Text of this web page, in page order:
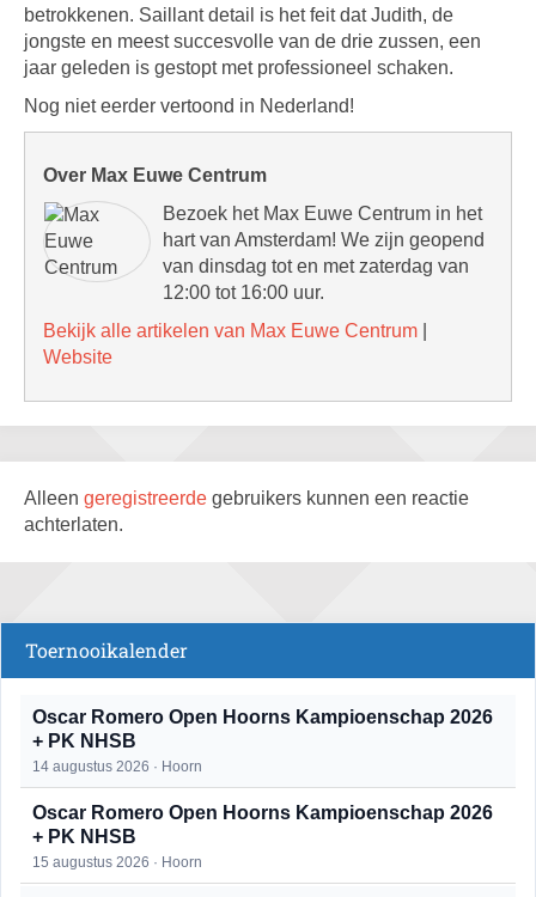
betrokkenen. Saillant detail is het feit dat Judith, de
jongste en meest succesvolle van de drie zussen, een
jaar geleden is gestopt met professioneel schaken.
Nog niet eerder vertoond in Nederland!
Over Max Euwe Centrum
Bezoek het Max Euwe Centrum in het
hart van Amsterdam! We zijn geopend
van dinsdag tot en met zaterdag van
12:00 tot 16:00 uur.
Bekijk alle artikelen van Max Euwe Centrum
Website
Alleen geregistreerde gebruikers kunnen een reactie
achterlaten.
Toernooikalender
Oscar Romero Open Hoorns Kampioenschap 2026
+ PK NHSB
14 augustus 2026 · Hoorn
Oscar Romero Open Hoorns Kampioenschap 2026
+ PK NHSB
15 augustus 2026 · Hoorn